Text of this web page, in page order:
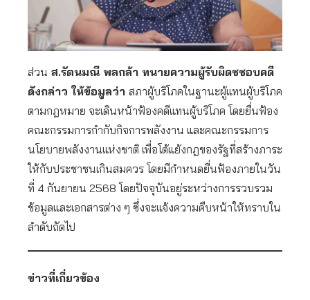
ส่วน ส.รัตนมณี พลกล้า ทนายความผู้รับผิดชชอบคดี
ดังกล่าว ให้ข้อมูลว่า สภาผู้บริโภคในฐานะผู้แทนผู้บริโภค
ตามกฎหมาย จะเดินหน้าฟ้องคดีแทนผู้บริโภค โดยยื่นฟ้อง
คณะกรรมการกำกับกิจการพลังงาน และคณะกรรมการ
นโยบายพลังงานแห่งชาติ เพื่อโต้แย้งกฎของรัฐที่สร้างภาระ
ให้กับประชาชนเกินสมควร โดยมีกำหนดยื่นฟ้องภายในวัน
ที่ 4 กันยายน 2568 โดยปัจจุบันอยู่ระหว่างการรวบรวม
ข้อมูลและเอกสารต่าง ๆ ซึ่งจะแจ้งความคืบหน้าให้ทราบใน
ลำดับถัดไป
ข่าวที่เกี่ยวข้อง